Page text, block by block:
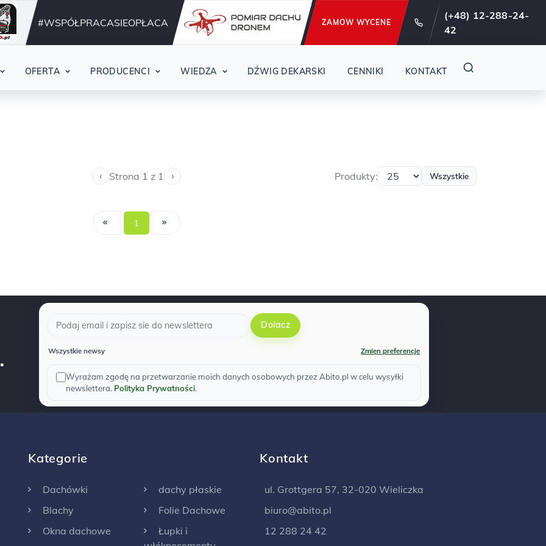
Działamy nieprzerwanie od 29 lat !
#WSPÓŁPRACASIEOPŁACA ZAMOW WYCENE
(+48) 12-288-24-
42
OFERTA PRODUCENCI WIEDZA DŹWIG DEKARSKI CENNIKI KONTAKT
‹ Strona 1 z 1 › Produkty: Wszystkie
1
Dolacz
Wszystkie newsy Zmien preferencje
Wyrażam zgodę na przetwarzanie moich danych osobowych przez Abito.pl w celu wysyłki
newslettera. Polityka Prywatności.
Kategorie
Dachówki
Blachy
Okna dachowe
dachy płaskie
Folie Dachowe
Łupki i
Kontakt
ul. Grottgera 57, 32-020 Wieliczka
biuro@abito.pl
12 288 24 42